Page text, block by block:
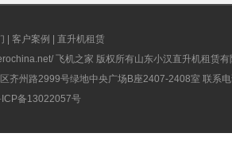
客户案例
直升机租赁
飞机之家 版权所有山东小汉直升机租赁有
齐州路2999号绿地中央广场B座2407-2408室 联系
ICP备13022057号